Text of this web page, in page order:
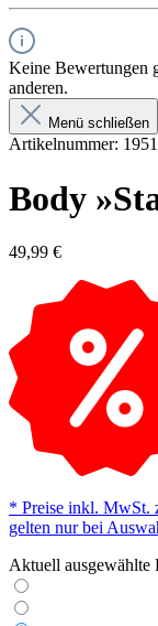
Keine Bewertungen
anderen.
Menü schließen
Artikelnummer:
Body
49,99 €
* Preise inkl. MwSt.
gelten nur bei
Aktuell ausgewählte